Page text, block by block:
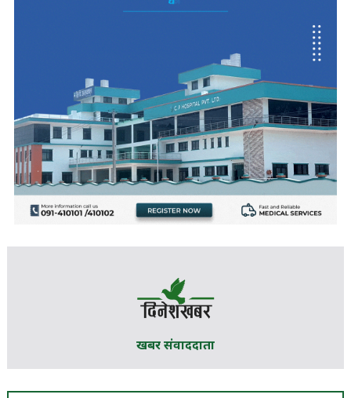
खबर संवाददाता